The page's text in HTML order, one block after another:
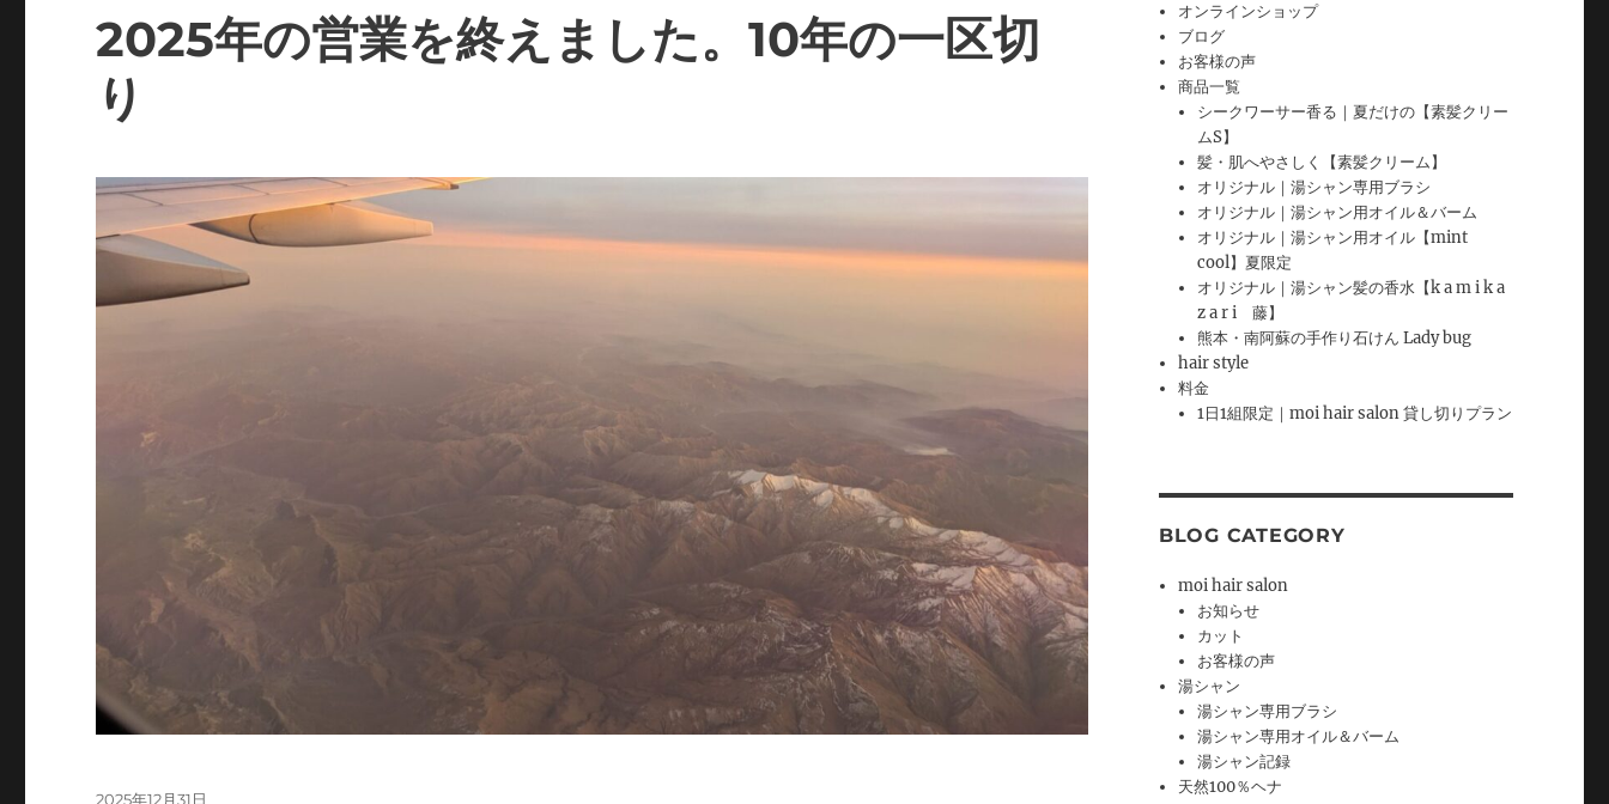
2025年の営業を終えました。10年の一区切
り
投
2025年12月31日
オンラインショップ
ブログ
お客様の声
商品一覧
シークワーサー香る｜夏だけの【素髪クリー
ムS】
髪・肌へやさしく【素髪クリーム】
オリジナル｜湯シャン専用ブラシ
オリジナル｜湯シャン用オイル＆バーム
オリジナル｜湯シャン用オイル【mint
cool】夏限定
オリジナル｜湯シャン髪の香水【k a m i k a
z a r i 藤】
熊本・南阿蘇の手作り石けん Lady bug
hair style
料金
1日1組限定｜moi hair salon 貸し切りプラン
BLOG CATEGORY
moi hair salon
お知らせ
カット
お客様の声
湯シャン
湯シャン専用ブラシ
湯シャン専用オイル＆バーム
湯シャン記録
天然100％ヘナ